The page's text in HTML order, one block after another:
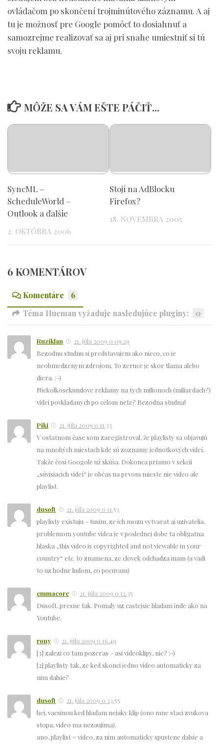
ovládačom po skončení trojminútového záznamu. A aj
tu je možnosť pre Google pomôcť to dosiahnuť a
samozrejme realizovať sa aj pri snahe umiestniť si tú
svoju reklamu.
MÔŽE SA VÁM EŠTE PÁČIŤ...
SyncML –
ScheduleWorld –
Outlook a ďalšie
2. OKTÓBRA 2006
Stojí na AdBlocku
Firefox?
18. NOVEMBRA 2005
6 KOMENTÁROV
Komentáre
6
Téma Hueman vyžaduje nasledujúce pluginy:
0
Ruziklan
21. júla 2009 o 09.29
Bezodnu studnu si predstavujem ako nieco, co je
neobmedzenym zdrojom. To zeruce je skor tlama alebo
diera. :-)
Niekolkosekundove reklamy na tych milionoch (miliardach?)
videi povkladanych po celom nete? Bezodna studna!
Piki
21. júla 2009 o 11.33
V ostatnom čase som zaregistroval, že playlisty sa objavujú
na mnohých miestach kde sú zoznamy jednotkových videí.
Takže čosi Googole už skúša. Dokonca priamo v sekcii
„súvisiacich videí“ je občas na prvom mieste nie video ale
playlist.
dusoft
21. júla 2009 o 11.53
playlisty existuju – tusim, ze ich mozu vytvarat aj uzivatelia.
problemom youtube videa je v poslednej dobe ta obligatna
hlaska „this video is copyrighted and not viewable in your
country“ etc. to znamena, ze clovek odchadza inam (a vadi
to uz hodne ludom, co pocuvam)
emmacore
21. júla 2009 o 12.35
Dusoft, presne tak. Pomaly uz castejsie hladam inde ako na
Youtube.
rony
21. júla 2009 o 16.49
[3] zalezi co tam pozeras – asi videoklipy, nie? :-)
[2] playlisty tak, ze ked skonci jedno video automaticky za
nim dalsie?
dusoft
21. júla 2009 o 23.55
hej, vacsinou ked hladam nejaky klip (ono mne staci zvukova
stopa, video ma nezaujima).
ano, playlist = video, za nim automaticky spustene dalsie a